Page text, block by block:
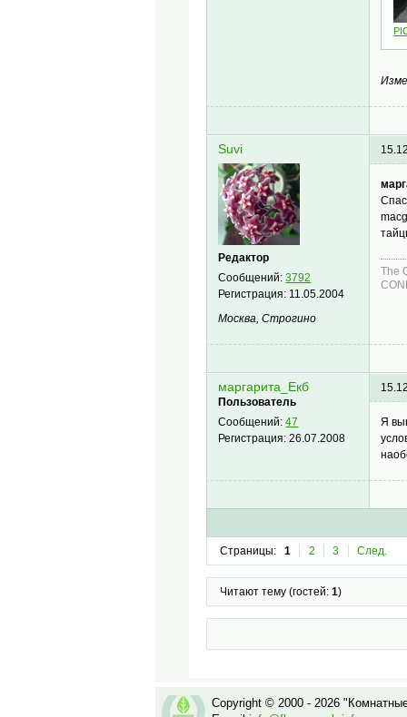
Suvi
Редактор
Сообщений:3792
Регистрация: 11.05.2004
Москва, Строгино
The
маргарита_Екб
Пользователь
Сообщений:47
Регистрация:26.07.2008
Я
Страницы: 1 2 3 След.
Читают тему (гостей: 1)
Copyright © 2000 - 2026